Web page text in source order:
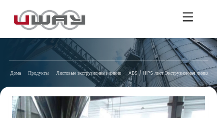
Дома Продукты Листовые экструзионные линии ABS / HIPS лист Экструзионная линия